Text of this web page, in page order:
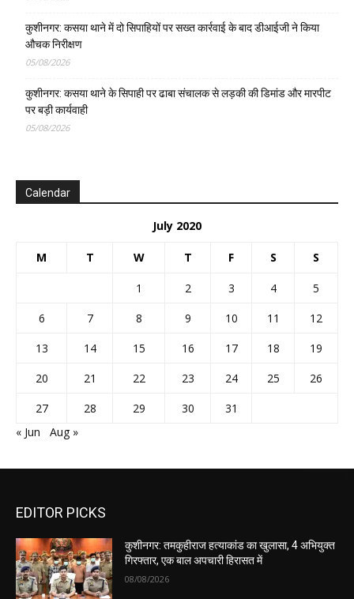
कुशीनगर: कसया थाने में दो सिपाहियों पर सख्त कार्रवाई के बाद डीआईजी ने किया
औचक निरीक्षण
05/08/2026
कुशीनगर: कसया थाने के सिपाही पर ढाबा संचालक से लड़की की डिमांड और मारपीट
पर बड़ी कार्यवाही
05/08/2026
Calendar
July 2020
M T W T F S S
1 2 3 4
5
6
7 8 9 10 11
12
13
14 15 16 17 18
19
20
21 22 23 24 25
26
27
28 29 30
31
« Jun
Aug »
EDITOR PICKS
कुशीनगर: तमकुहीराज हत्याकांड का खुलासा, 4 अभियुक्त
गिरफ्तार, एक बाल अपचारी हिरासत में
08/08/2026